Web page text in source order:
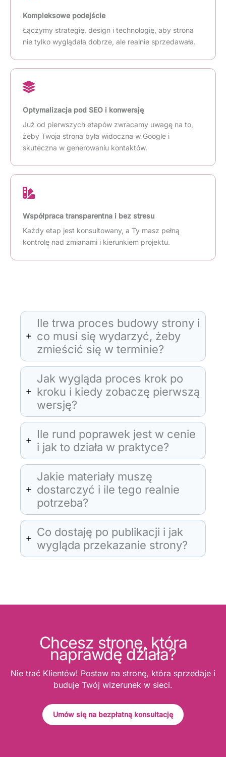
Kompleksowe podejście
Łączymy strategię, design i technologię, aby strona
nie tylko wyglądała dobrze, ale realnie sprzedawała.
Optymalizacja pod SEO i konwersję
Już od pierwszych etapów zwracamy uwagę na to,
żeby Twoja strona była widoczna w Google i
skuteczna w generowaniu kontaktów.
Współpraca transparentna i bez stresu
Każdy etap jest konsultowany, a Ty masz pełną
kontrolę nad zmianami i kierunkiem projektu.
Ile trwa proces budowy strony i
co musi się wydarzyć, żeby
zmieścić się w terminie?
Jak wygląda proces krok po
kroku i kiedy zobaczę pierwszą
wersję?
Ile rund poprawek jest w cenie
i jak to działa w praktyce?
Jakie materiały muszę
dostarczyć i ile tego realnie
potrzeba?
Co dostaję po publikacji i jak
wygląda przekazanie strony?
Chcesz stronę, która
naprawdę działa?
Nie trać Klientów! Postaw na stronę, która sprzedaje i
buduje Twój wizerunek w sieci.
Umów się na bezpłatną konsultację